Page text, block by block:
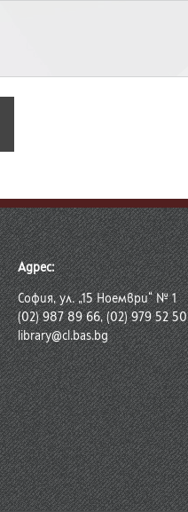
Адрес:
София, ул. „15 Ноември“ № 1
(02) 987 89 66, (02) 979 52 50
library@cl.bas.bg